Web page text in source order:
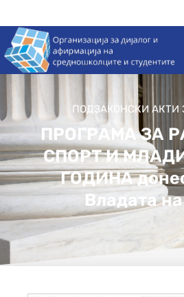
ПОДЗАКОНСКИ АКТИ
ПРОГРАМА ЗА
СПОРТ И
ГОДИНА
Владата